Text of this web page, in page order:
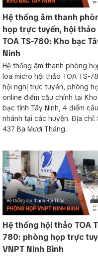
TOA TS-780thích hợp
chuyên nghiệp hoặc
âm thanh hội họp TS-780
chóng bằng cách kết nối
thiết bị trung tâm và nối
cầu cụ thể các máy chủ
nhau bằng dây nối dài
Một bộ trung tâm
TS-780
chủ tịch hoặc máy dại
máy (kết nối mở rộng
(kết nối mở rộng tối đa
Một Micro cổ ngỗng đơn
thanh rõ ràng, trung
dàng kích hoạt micro để
sẽ bị ngắt tiếng nhằm
thốngâm thanh phòng
hoặc 4 máy đại biểu
thống TS-680 là
Chức năng ưu tiên
máy chủ tịch giúp cho
tốt đẹp.
Chức năng ghi âm tích
Hệ thống âm thanh
họp trực tuyến, hội thảo
TOA TS-780: Kho bạc
Ninh
Hệ thống âm thanh phòng
loa micro hội thảo TOA TS-
hội nghị trực tuyến, phòng
online điểm cầu chính tại Kho
bạc tỉnh Tây Ninh, 4 điểm cầu
nhánh tại các huyện. Địa chỉ:
437 Ba Mươi Tháng...
Hệ thống hội thảo TOA
780: phòng họp trực
VNPT Ninh Bình